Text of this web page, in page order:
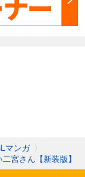
マンガ 〉
宮さん【新装版】